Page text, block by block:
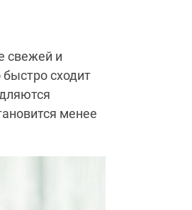
свежей и
сходит
менее